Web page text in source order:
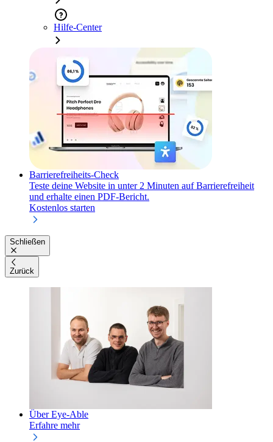
Hilfe-Center
Barrierefreiheits-Check
Teste deine Website in unter 2 Minuten auf Barrierefreiheit
und erhalte einen PDF-Bericht.
Kostenlos starten
Schließen
Zurück
Über Eye-Able
Erfahre mehr